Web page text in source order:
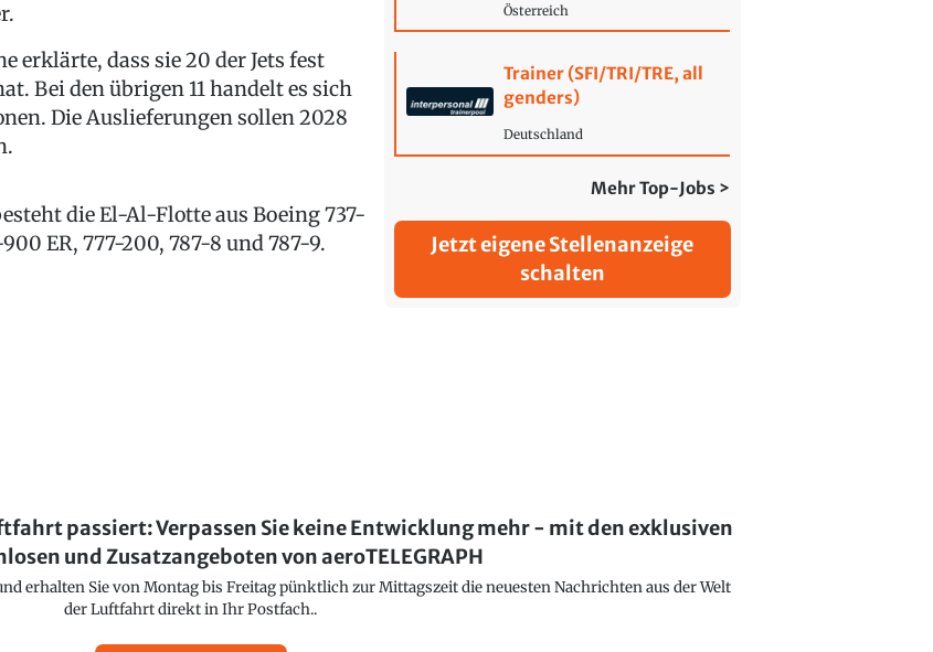
erklärte, dass sie 20 der Jets fest
Bei den übrigen 11 handelt es sich
Die Auslieferungen sollen 2028
die El-Al-Flotte aus Boeing 737-
ER, 777-200, 787-8 und 787-9.
Österreich
Trainer (SFI/TRI/TRE, all
genders)
Deutschland
Mehr Top-Jobs >
Jetzt eigene Stellenanzeige
schalten
passiert: Verpassen Sie keine Entwicklung mehr - mit den exklusiven
und Zusatzangeboten von aeroTELEGRAPH
erhalten Sie von Montag bis Freitag pünktlich zur Mittagszeit die neuesten Nachrichten aus der Welt
der Luftfahrt direkt in Ihr Postfach..